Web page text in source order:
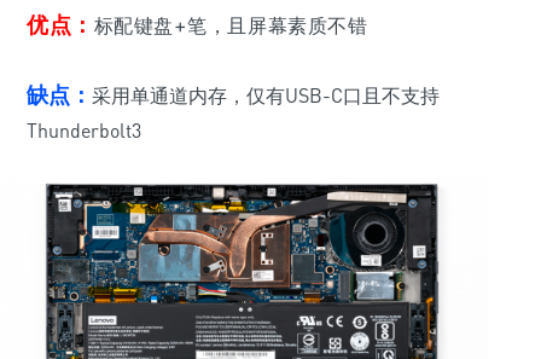
优点： 标配键盘+笔，且屏幕素质不错
缺点： 采用单通道内存，仅有USB-C口且不支持
Thunderbolt3